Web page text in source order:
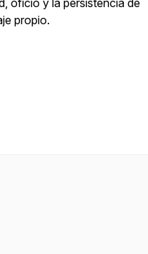
oficio y la persistencia de
propio.